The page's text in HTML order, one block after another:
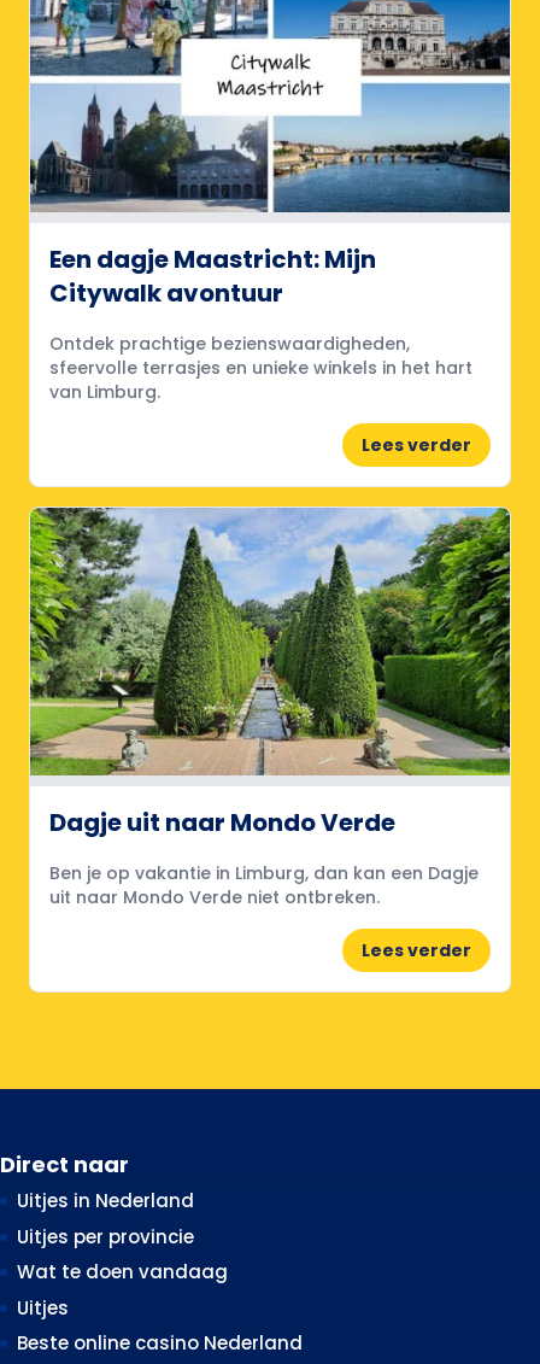
Een dagje Maastricht: Mijn
Citywalk avontuur
Ontdek prachtige bezienswaardigheden,
sfeervolle terrasjes en unieke winkels in het hart
van Limburg.
Lees verder
Dagje uit naar Mondo Verde
Ben je op vakantie in Limburg, dan kan een Dagje
uit naar Mondo Verde niet ontbreken.
Lees verder
Direct naar
Uitjes in Nederland
Uitjes per provincie
Wat te doen vandaag
Uitjes
Beste online casino Nederland